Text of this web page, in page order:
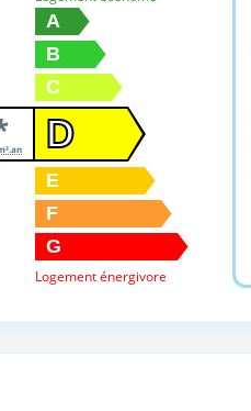
A
B
C
D
E
F
G
Logement énergivore